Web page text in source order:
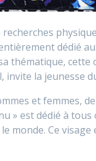
recherches
dédié
thématique, cette
invite la jeunesse
et femmes,
» est dédié à
monde. Ce